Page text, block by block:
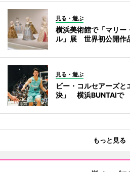
見る・遊ぶ
横浜美術館で「マリー
ル」展 世界初公開作
見る・遊ぶ
ビー・コルセアーズと
決」 横浜BUNTAIで
もっと見る